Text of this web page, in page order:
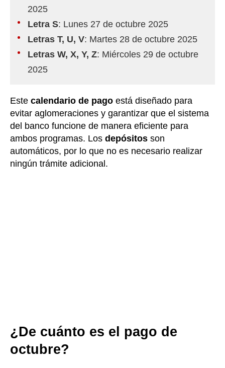
2025
Letra S: Lunes 27 de octubre 2025
Letras T, U, V: Martes 28 de octubre 2025
Letras W, X, Y, Z: Miércoles 29 de octubre
2025
Este calendario de pago está diseñado para
evitar aglomeraciones y garantizar que el sistema
del banco funcione de manera eficiente para
ambos programas. Los depósitos son
automáticos, por lo que no es necesario realizar
ningún trámite adicional.
¿De cuánto es el pago de
octubre?